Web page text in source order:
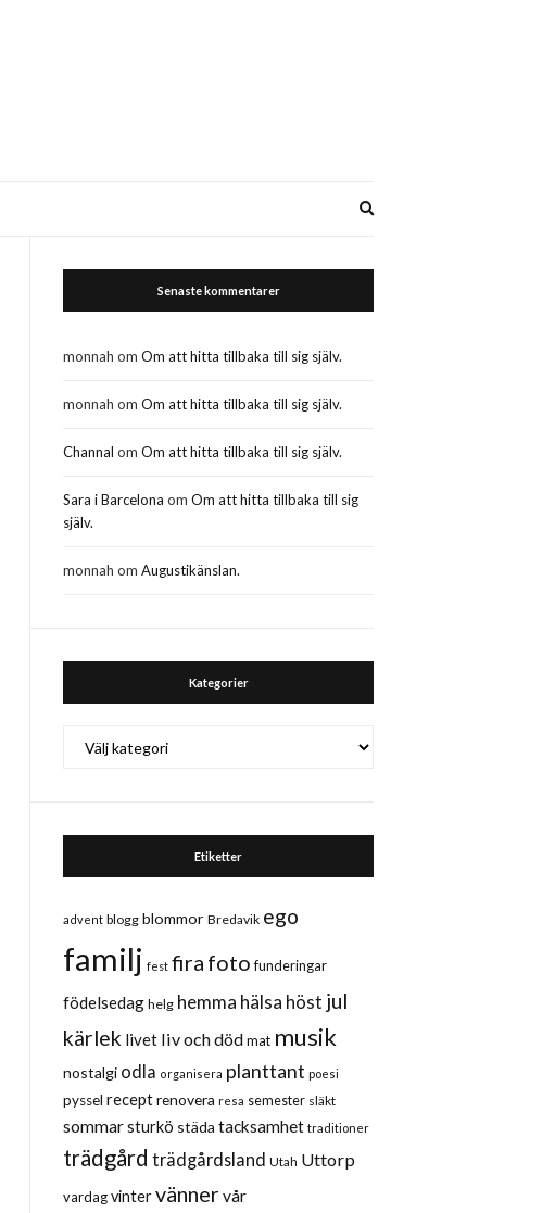
Senaste kommentarer
monnah omOm att hitta tillbaka till sig själv.
monnah omOm att hitta tillbaka till sig själv.
Channal omOm att hitta tillbaka till sig själv.
Sara i Barcelona omOm att hitta tillbaka till sig
själv.
monnah omAugustikänslan.
Kategorier
Etiketter
advent blogg blommor Bredavik ego
familj fest fira foto funderingar
födelsedag helg hemma hälsa höst jul
kärlek livet liv och död mat musik
nostalgi odla organisera planttant poesi
pyssel receptrenovera resa semester släkt
sommarsturkö städa tacksamhet traditioner
trädgård trädgårdsland Utah Uttorp
vardag vintervänner vår